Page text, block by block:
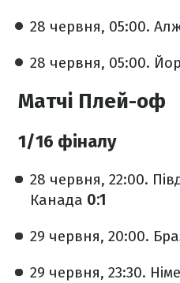
28 червня, 05:00.
28 червня, 05:00.
Матчі Плей-оф
1/16 фіналу
28 червня, 22:00.
Канада 0:1
29 червня, 20:00.
29 червня, 23:30.